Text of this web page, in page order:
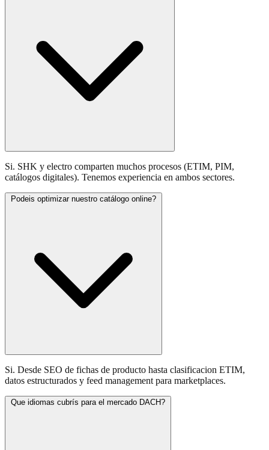
Si. SHK y electro comparten muchos procesos (ETIM, PIM,
catálogos digitales). Tenemos experiencia en ambos sectores.
Podeis optimizar nuestro catálogo online?
Si. Desde SEO de fichas de producto hasta clasificacion ETIM,
datos estructurados y feed management para marketplaces.
Que idiomas cubrís para el mercado DACH?